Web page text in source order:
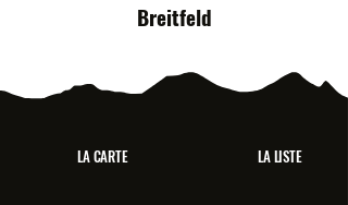
Breitfeld
LA CARTE LA LISTE